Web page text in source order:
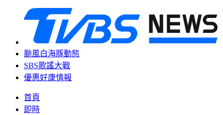
颱風白海豚動態
SBS歌謠大戰
優惠好康情報
首頁
即時